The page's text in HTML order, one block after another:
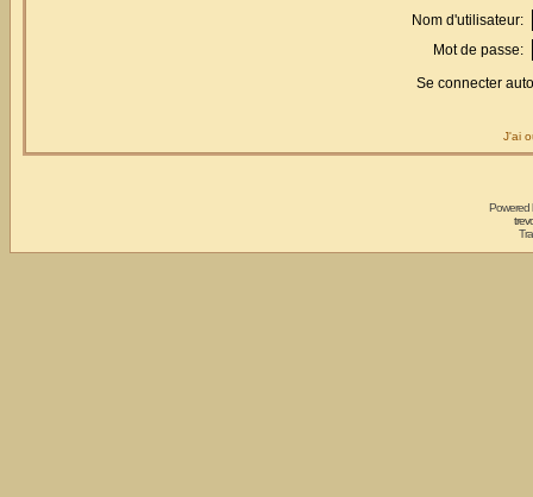
Nom d'utilisateur:
Mot de passe:
Se connecter
J'ai
Powered